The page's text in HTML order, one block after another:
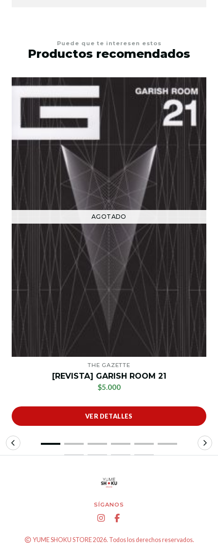
Puede que te interesen estos
Productos recomendados
AGOTADO
THE GAZETTE
[REVISTA] GARISH ROOM 21
$5.000
VER DETALLES
SÍGANOS
YUME SHOKU STORE 2026. Todos los derechos reservados.